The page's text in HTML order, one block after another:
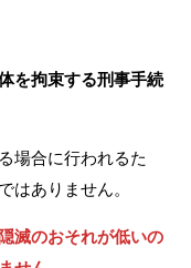
を拘束する刑事手続
場合に行われるた
はありません。
滅のおそれが低いの